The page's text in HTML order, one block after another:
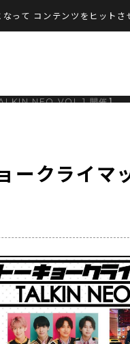
って コンテンツをヒット
NEO VOL.1 開催】
ークライ